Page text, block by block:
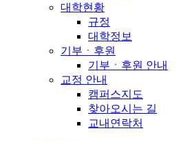
대학현황
규정
대학정보
기부ㆍ후원
기부ㆍ후원 안내
교정 안내
캠퍼스지도
찾아오시는 길
교내연락처